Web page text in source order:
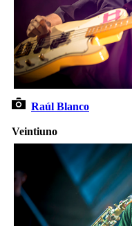
Raúl Blanco
Veintiuno